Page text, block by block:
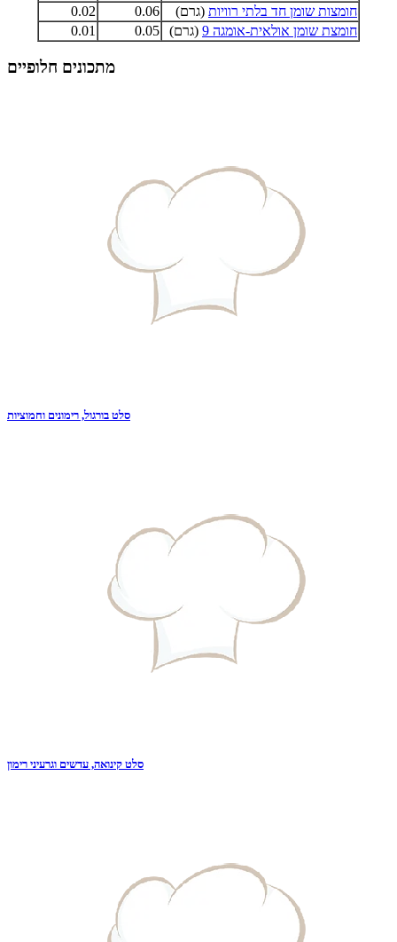
חומצות שומן חד בלתי רוויות (גרם) 0.06
0.02
חומצת שומן אולאית-אומגה 9
(גרם) 0.05
0.01
מתכונים חלופיים
סלט בורגול, רימונים וחמוציות
סלט קינואה, עדשים וגרעיני רימון